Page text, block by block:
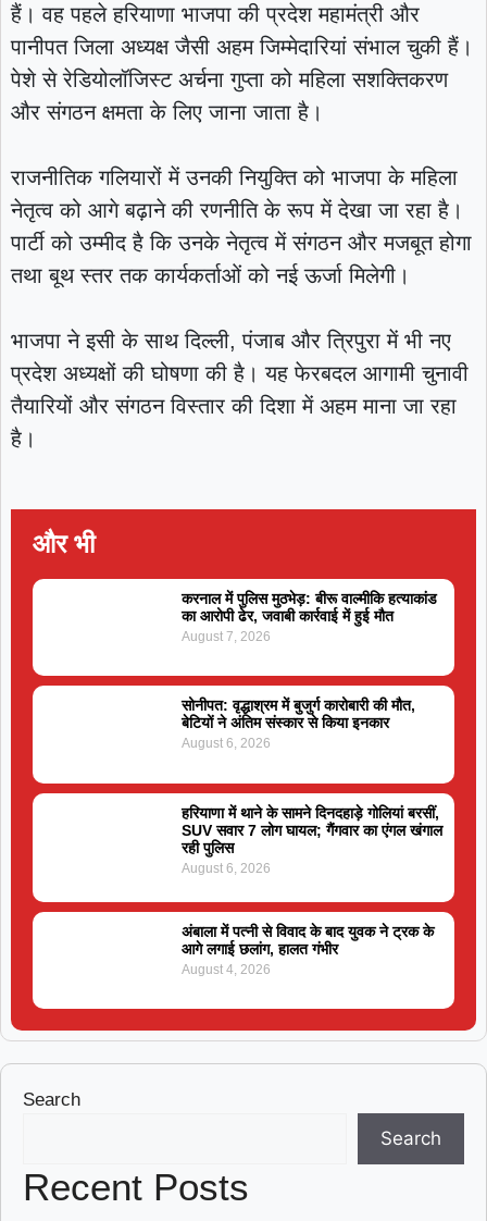
हैं। वह पहले हरियाणा भाजपा की प्रदेश महामंत्री और
पानीपत जिला अध्यक्ष जैसी अहम जिम्मेदारियां संभाल चुकी हैं।
पेशे से रेडियोलॉजिस्ट अर्चना गुप्ता को महिला सशक्तिकरण
और संगठन क्षमता के लिए जाना जाता है।
राजनीतिक गलियारों में उनकी नियुक्ति को भाजपा के महिला
नेतृत्व को आगे बढ़ाने की रणनीति के रूप में देखा जा रहा है।
पार्टी को उम्मीद है कि उनके नेतृत्व में संगठन और मजबूत होगा
तथा बूथ स्तर तक कार्यकर्ताओं को नई ऊर्जा मिलेगी।
भाजपा ने इसी के साथ दिल्ली, पंजाब और त्रिपुरा में भी नए
प्रदेश अध्यक्षों की घोषणा की है। यह फेरबदल आगामी चुनावी
तैयारियों और संगठन विस्तार की दिशा में अहम माना जा रहा
है।
और भी
करनाल में पुलिस मुठभेड़: बीरू वाल्मीकि हत्याकांड
का आरोपी ढेर, जवाबी कार्रवाई में हुई मौत
August 7, 2026
सोनीपत: वृद्धाश्रम में बुजुर्ग कारोबारी की मौत,
बेटियों ने अंतिम संस्कार से किया इनकार
August 6, 2026
हरियाणा में थाने के सामने दिनदहाड़े गोलियां बरसीं,
SUV सवार 7 लोग घायल; गैंगवार का एंगल खंगाल
रही पुलिस
August 6, 2026
अंबाला में पत्नी से विवाद के बाद युवक ने ट्रक के
आगे लगाई छलांग, हालत गंभीर
August 4, 2026
Search
Search
Recent Posts